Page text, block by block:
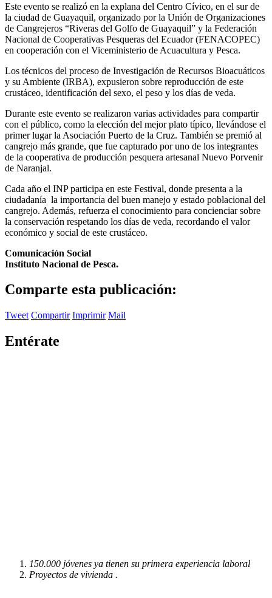
Este evento se realizó en la explana del Centro Cívico, en el sur de
la ciudad de Guayaquil, organizado por la Unión de Organizaciones
de Cangrejeros “Riveras del Golfo de Guayaquil” y la Federación
Nacional de Cooperativas Pesqueras del Ecuador (FENACOPEC)
en cooperación con el Viceministerio de Acuacultura y Pesca.
Los técnicos del proceso de Investigación de Recursos Bioacuáticos
y su Ambiente (IRBA), expusieron sobre reproducción de este
crustáceo, identificación del sexo, el peso y los días de veda.
Durante este evento se realizaron varias actividades para compartir
con el público, como la elección del mejor plato típico, llevándose el
primer lugar la Asociación Puerto de la Cruz. También se premió al
cangrejo más grande, que fue capturado por uno de los integrantes
de la cooperativa de producción pesquera artesanal Nuevo Porvenir
de Naranjal.
Cada año el INP participa en este Festival, donde presenta a la
ciudadanía la importancia del buen manejo y estado poblacional del
cangrejo. Además, refuerza el conocimiento para concienciar sobre
la conservación respetando los días de veda, recordando el valor
económico y social de este crustáceo.
Comunicación Social
Instituto Nacional de Pesca.
Comparte esta publicación:
Tweet Compartir Imprimir Mail
Entérate
150.000 jóvenes ya tienen su primera experiencia laboral
Proyectos de vivienda .